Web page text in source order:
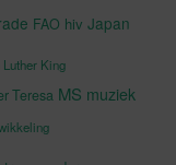
FAO hiv Japan
King
Teresa MS muziek